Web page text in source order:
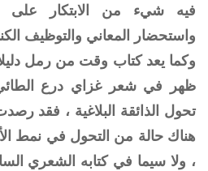
فيه شيء من الابتكار على
واستحضار المعاني والتوظيف
وكما يعد كتاب وقت من رمل
ظهر في شعر غزاي درع
تحول الذائقة البلاغية ، فقد
هناك حالة من التحول في نمط
، ولا سيما في كتابه الشعري